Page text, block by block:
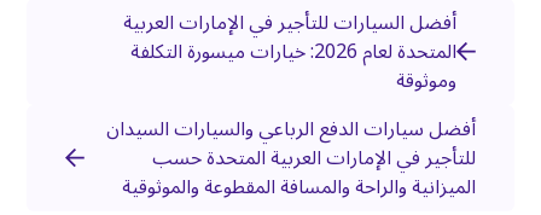
أفضل السيارات للتأجير في الإمارات العربية
المتحدة لعام 2026: خيارات ميسورة التكلفة
وموثوقة
أفضل سيارات الدفع الرباعي والسيارات السيدان
للتأجير في الإمارات العربية المتحدة حسب
الميزانية والراحة والمسافة المقطوعة والموثوقية